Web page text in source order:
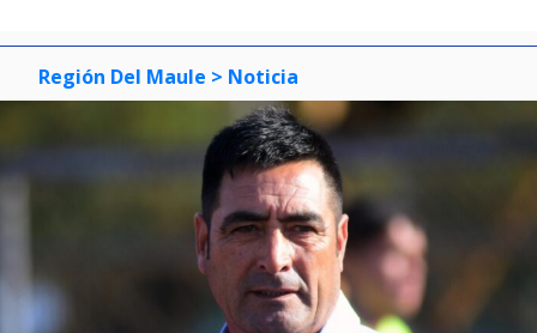
Región Del Maule > Noticia